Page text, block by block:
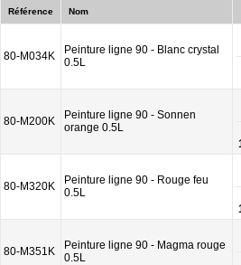
Référence Nom
80-M034K
Peinture ligne 90 - Blanc crystal
0.5L
80-M200K
Peinture ligne 90 - Sonnen
orange 0.5L
80-M320K
Peinture ligne 90 - Rouge feu
0.5L
80-M351K
Peinture ligne 90 - Magma rouge
0.5L